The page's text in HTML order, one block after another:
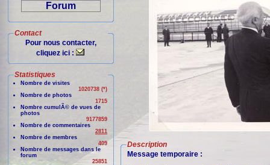
Forum
Contact
Pour nous contacter,
cliquez ici :
Statistiques
Nombre de visites
1020738 (*)
Nombre de photos
1715
Nombre cumulÃ© de vues de
photos
9177859
Nombre de commentaires
2811
Nombre de membres
409
Nombre de messages dans le
forum
25851
Description
Message temporaire :